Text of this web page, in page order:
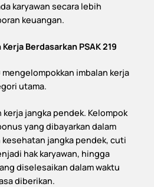
karyawan secara lebih
keuangan.
Berdasarkan PSAK 219
mengelompokkan imbalan kerja
utama.
kerja jangka pendek. Kelompok
yang dibayarkan dalam
jangka pendek, cuti
hak karyawan, hingga
diselesaikan dalam waktu
diberikan.